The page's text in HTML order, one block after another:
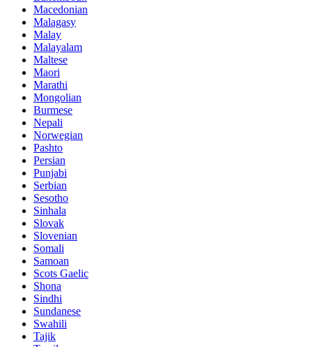
Macedonian
Malagasy
Malay
Malayalam
Maltese
Maori
Marathi
Mongolian
Burmese
Nepali
Norwegian
Pashto
Persian
Punjabi
Serbian
Sesotho
Sinhala
Slovak
Slovenian
Somali
Samoan
Scots Gaelic
Shona
Sindhi
Sundanese
Swahili
Tajik